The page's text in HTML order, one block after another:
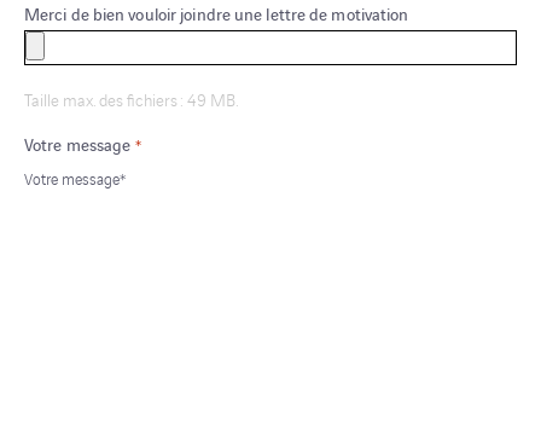
Merci de bien vouloir joindre une lettre de motivation
Taille max. des fichiers : 49 MB.
Votre message *